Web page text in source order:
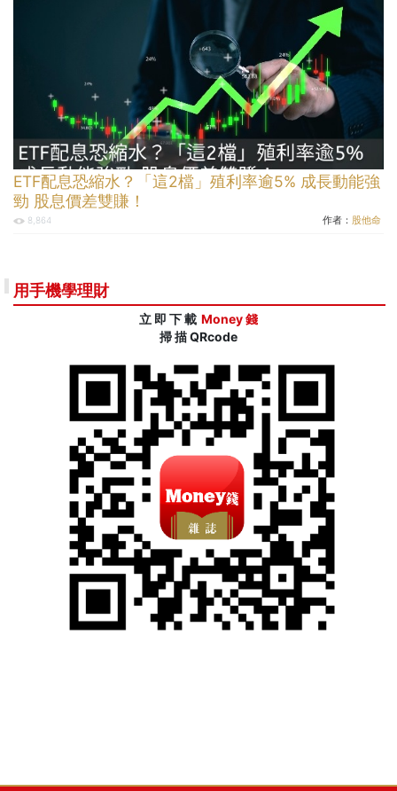
ETF配息恐縮水？「這2檔」殖利率逾5% 成長動能強
勁 股息價差雙賺！
8,864 作者： 股他命
用手機學理財
立 即 下 載 Money 錢
掃 描 QRcode